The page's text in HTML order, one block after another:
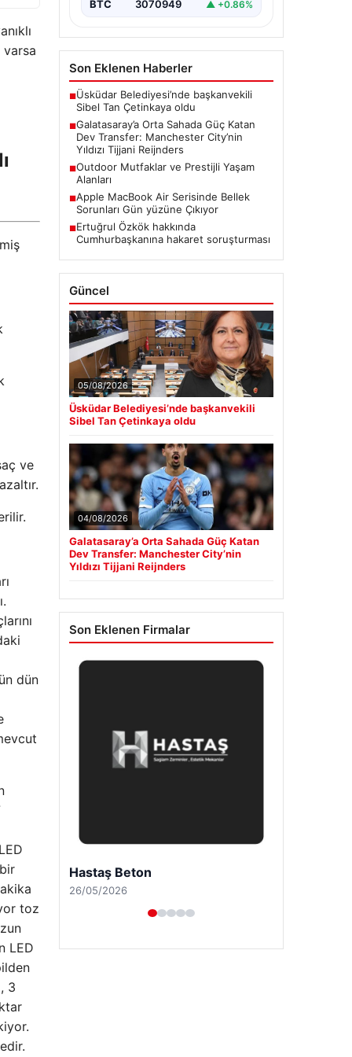
ve
dün
toz
LED
3
BTC 3070949 ▲ +0.86%
Son Eklenen Haberler
■Üsküdar Belediyesi’nde başkanvekili
Sibel Tan Çetinkaya oldu
■Galatasaray’a Orta Sahada Güç Katan
Dev Transfer: Manchester City’nin
Yıldızı Tijjani Reijnders
■Outdoor Mutfaklar ve Prestijli Yaşam
Alanları
■Apple MacBook Air Serisinde Bellek
Sorunları Gün yüzüne Çıkıyor
■Ertuğrul Özkök hakkında
Cumhurbaşkanına hakaret soruşturması
Güncel
05/08/2026
Üsküdar Belediyesi’nde başkanvekili
Sibel Tan Çetinkaya oldu
04/08/2026
Galatasaray’a Orta Sahada Güç Katan
Dev Transfer: Manchester City’nin
Yıldızı Tijjani Reijnders
Son Eklenen Firmalar
Enes Kaplan Avukatlık Bürosu
28/04/2026